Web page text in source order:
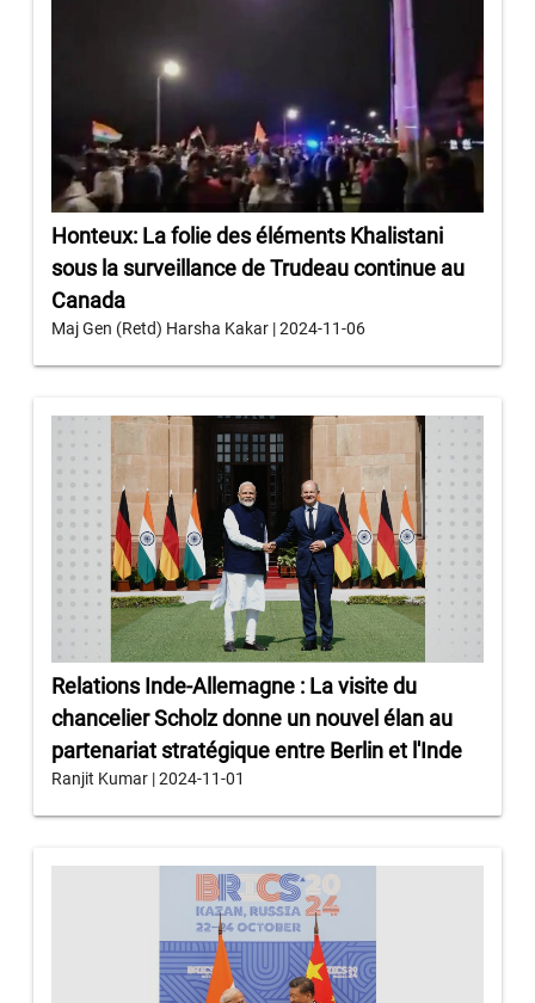
Honteux: La folie des éléments Khalistani
sous la surveillance de Trudeau continue au
Canada
Maj Gen (Retd) Harsha Kakar | 2024-11-06
Relations Inde-Allemagne : La visite du
chancelier Scholz donne un nouvel élan au
partenariat stratégique entre Berlin et l'Inde
Ranjit Kumar | 2024-11-01